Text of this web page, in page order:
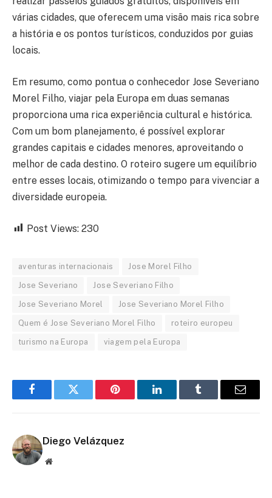
várias cidades, que oferecem uma visão mais rica sobre
a história e os pontos turísticos, conduzidos por guias
locais.
Em resumo, como pontua o conhecedor Jose Severiano
Morel Filho, viajar pela Europa em duas semanas
proporciona uma rica experiência cultural e histórica.
Com um bom planejamento, é possível explorar
grandes capitais e cidades menores, aproveitando o
melhor de cada destino. O roteiro sugere um equilíbrio
entre esses locais, otimizando o tempo para vivenciar a
diversidade europeia.
Post Views: 230
aventuras internacionais Jose Morel Filho
Jose Severiano Jose Severiano Filho
Jose Severiano Morel Jose Severiano Morel Filho
Quem é Jose Severiano Morel Filho roteiro europeu
turismo na Europa viagem pela Europa
FacebookTwitter Pinterest LinkedInTumblr Email
Diego Velázquez
Website